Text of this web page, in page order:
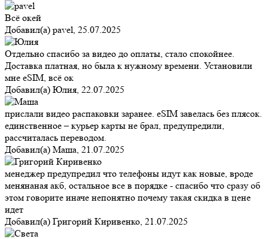
Всё окей
Добавил(а) pavel, 25.07.2025
Отдельно спасибо за видео до оплаты, стало спокойнее.
Доставка платная, но была к нужному времени. Установили
мне eSIM, всё ок
Добавил(а) Юлия, 22.07.2025
прислали видео распаковки заранее. eSIM завелась без плясок.
единственное – курьер карты не брал, предупредили,
рассчиталась переводом.
Добавил(а) Маша, 21.07.2025
менеджер предупредил что телефоны идут как новые, вроде
менянаная акб, остальное все в порядке - спасибо что сразу об
этом говорите иначе непонятно почему такая скидка в цене
идет
Добавил(а) Григорий Киривенко, 21.07.2025